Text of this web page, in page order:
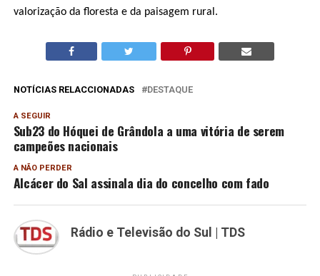
valorização da floresta e da paisagem rural.
NOTÍCIAS RELACCIONADAS DESTAQUE
A SEGUIR
Sub23 do Hóquei de Grândola a uma vitória de serem
campeões nacionais
A NÃO PERDER
Alcácer do Sal assinala dia do concelho com fado
Rádio e Televisão do Sul | TDS